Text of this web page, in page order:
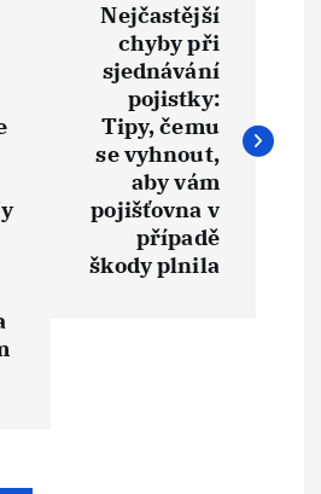
Nejčastější
chyby při
sjednávání
pojistky:
Tipy, čemu
se vyhnout,
aby vám
pojišťovna v
případě
škody plnila